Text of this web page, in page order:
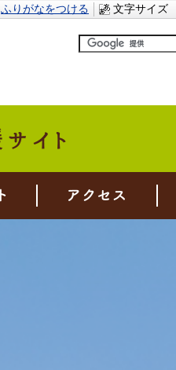
文字サイズ
ふりがなをつける